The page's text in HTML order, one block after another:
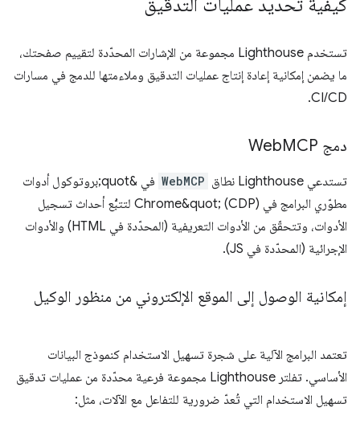
كيفية تحديد عمليات التدقيق
تستخدم Lighthouse مجموعة من الإشارات المحدّدة لتقييم صفحتك،
ما يضمن إمكانية إعادة إنتاج عمليات التدقيق وملاءمتها للدمج في مسارات
CI/CD.
دمج Web MCP
تستدعي Lighthouse نطاق WebMCP
في &quot;بروتوكول أدوات
مطوّري البرامج في Chrome&quot; (CDP) لتتبُّع أحداث تسجيل
الأدوات، وتتحقّق من الأدوات التعريفية (المحدّدة في HTML) والأدوات
الإجرائية (المحدّدة في JS).
إمكانية الوصول إلى الموقع الإلكتروني من منظور الوكيل
تعتمد البرامج الآلية على شجرة تسهيل الاستخدام كنموذج البيانات
الأساسي. تفلتر Lighthouse مجموعة فرعية محدّدة من عمليات تدقيق
تسهيل الاستخدام التي تُعدّ ضرورية للتفاعل مع الآلات، مثل: